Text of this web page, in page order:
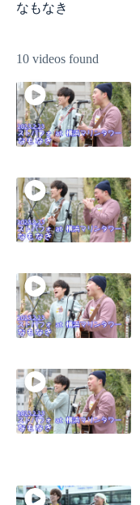
なもなき
10 videos found